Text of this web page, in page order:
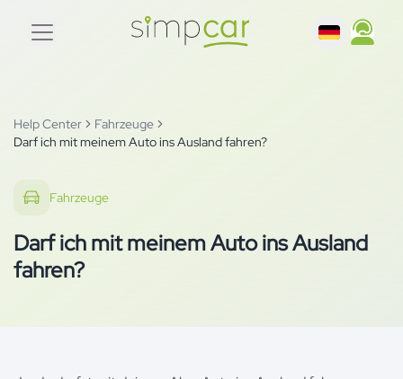
Help Center
Fahrzeuge
Darf ich mit meinem Auto ins Ausland fahren?
Fahrzeuge
Darf ich mit meinem Auto ins Ausland
fahren?